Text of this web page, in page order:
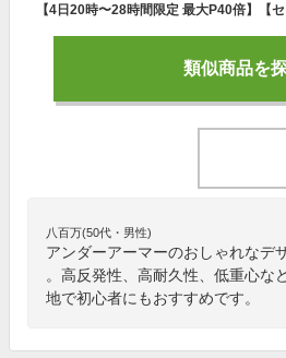
類似商品を
八百万(50代・男性)
アンダーアーマーのおしゃれなデ
。高反発性、高耐久性、低重心な
地で初心者にもおすすめです。